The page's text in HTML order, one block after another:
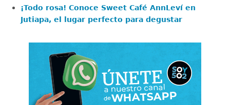
¡Todo rosa! Conoce Sweet Café AnnLeví en
Jutiapa, el lugar perfecto para degustar